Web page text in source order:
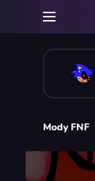
Mody FNF